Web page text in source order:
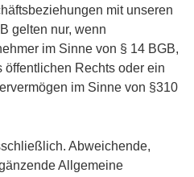
mit unseren
gelten nur, wenn
im Sinne von § 14 BGB,
Rechts oder ein
im Sinne von §310
Abweichende,
Allgemeine